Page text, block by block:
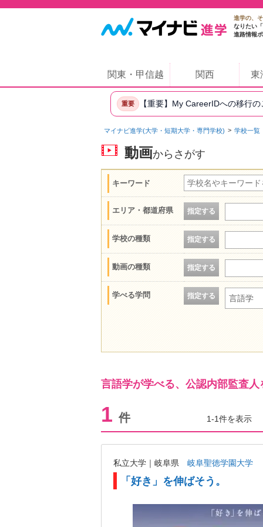
進学の、
なりたい
進路情報
関東・甲信越 関西 東
重要 【重要】My CareerIDへの移行
マイナビ進学(大学・短期大学・専門学校) 学校一覧
動画からさがす
キーワード
エリア・都道府県 指定する
学校の種類 指定する
動画の種類 指定する
学べる学問 指定する 言語学
言語学が学べる、公認内部監査
1 件 1-1件を表示
私立大学｜岐阜県 岐阜聖徳学園大学
「好き」を伸ばそう。